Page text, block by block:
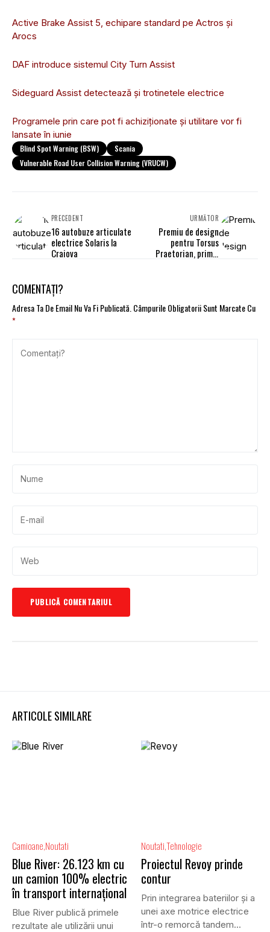
Active Brake Assist 5, echipare standard pe Actros și
Arocs
DAF introduce sistemul City Turn Assist
Sideguard Assist detectează și trotinetele electrice
Programele prin care pot fi achiziţionate şi utilitare vor fi
lansate în iunie
Blind Spot Warning (BSW)
Scania
Vulnerable Road User Collision Warning (VRUCW)
PRECEDENT
16 autobuze articulate
electrice Solaris la
Craiova
URMĂTOR
Premiu de design
pentru Torsus
Praetorian, primul
COMENTAȚI?
Adresa Ta De Email Nu Va Fi Publicată. Câmpurile Obligatorii Sunt Marcate Cu
*
ARTICOLE SIMILARE
Camioane Noutati
Blue River: 26.123 km cu
un camion 100% electric
în transport internațional
Blue River publică primele
rezultate ale utilizării unui
NoutatiTehnologie
Proiectul Revoy prinde
contur
Prin integrarea bateriilor și a
unei axe motrice electrice
într-o remorcă tandem...